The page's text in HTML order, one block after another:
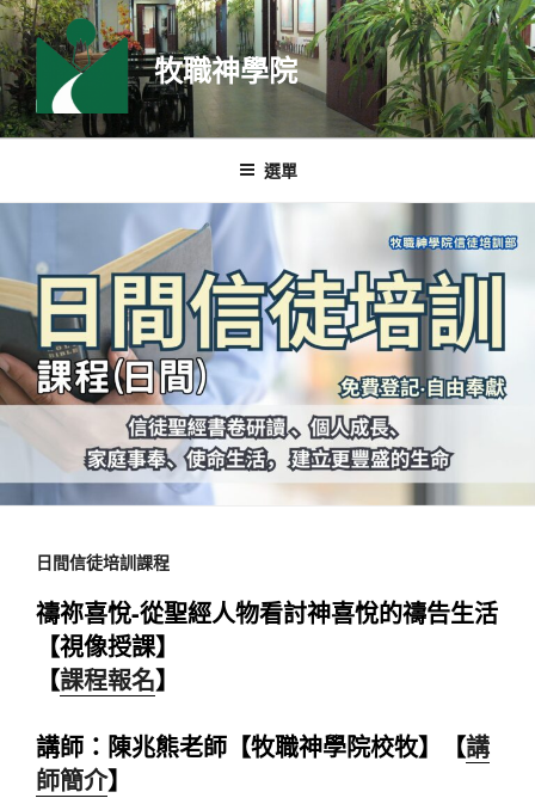
跳
至
主
要
內
牧職神學院
選單
日間信徒培訓課程
禱祢喜悅-從聖經人物看討神喜悅的禱告生活
【視像授課】
【課程報名】
講師：陳兆熊老師【牧職神學院校牧】【講
師簡介】